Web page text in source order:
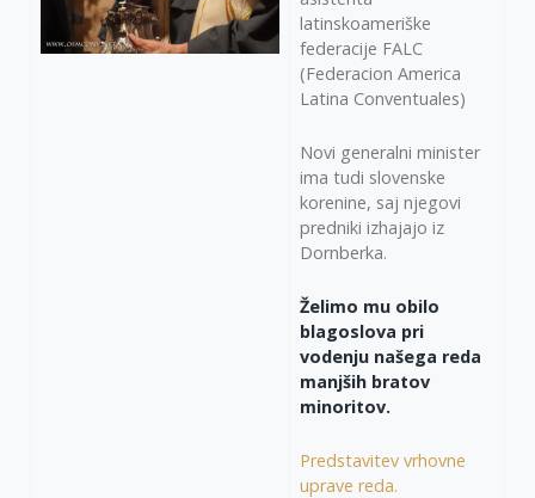
latinskoameriške
federacije FALC
(Federacion America
Latina Conventuales)
Novi generalni minister
ima tudi slovenske
korenine, saj njegovi
predniki izhajajo iz
Dornberka.
Želimo mu obilo
blagoslova pri
vodenju našega reda
manjših bratov
minoritov.
Predstavitev vrhovne
uprave reda.